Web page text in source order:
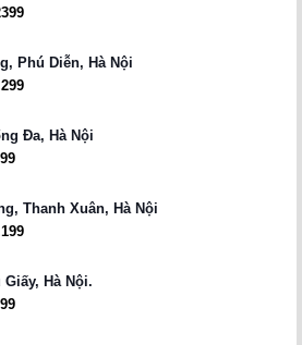
Phú Diễn, Hà Nội
Đa, Hà Nội
Thanh Xuân, Hà Nội
Giấy, Hà Nội.